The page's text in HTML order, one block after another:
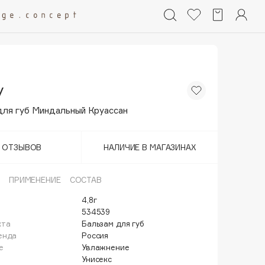
губ Миндальный Круассан
ОТЗЫВОВ НАЛИЧИЕ В МАГАЗИНАХ
ПРИМЕНЕНИЕ СОСТАВ
4,8г
534539
Бальзам для губ
Россия
Увлажнение
Унисекс